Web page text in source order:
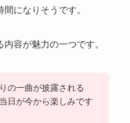
になりそうです。
容が魅力の一つです。
の一曲が披露される
日が今から楽しみです